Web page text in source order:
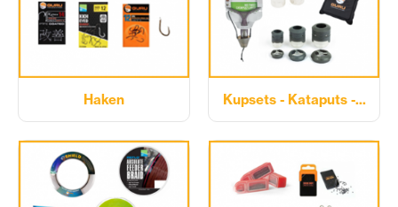
Haken Kupsets - Kataputs -...